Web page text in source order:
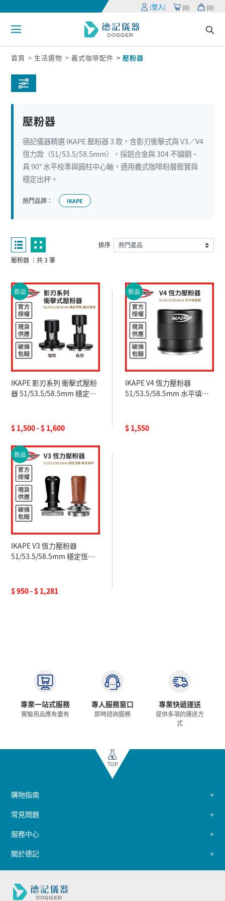
(登入) (0) (0)
首頁 生活選物 義式咖啡配件 壓粉器
壓粉器
德記儀器精選 IKAPE 壓粉器 3 款，含影刃衝擊式與 V3／V4
恆力款（51/53.5/58.5mm），採鋁合金與 304 不鏽鋼、
具 90° 水平校準與圓柱中心軸，適用義式咖啡粉層壓實與
穩定出杯。
熱門品牌： IKAPE
壓粉器 ｜共 3 筆
排序
新品
IKAPE 影刃系列 衝擊式壓粉
器 51/53.5/58.5mm 穩定萃
$ 1,500 - $ 1,600
新品
IKAPE V4 恆力壓粉器
51/53.5/58.5mm 水平填壓
$ 1,550
新品
IKAPE V3 恆力壓粉器
51/53.5/58.5mm 穩定恆壓
$ 950 - $ 1,281
專業一站式服務
實驗用品應有盡有
專人服務窗口
即時諮詢服務
專業快遞運送
提供多項的運送方
式
TOP
購物指南
常見問題
服務中心
關於德記